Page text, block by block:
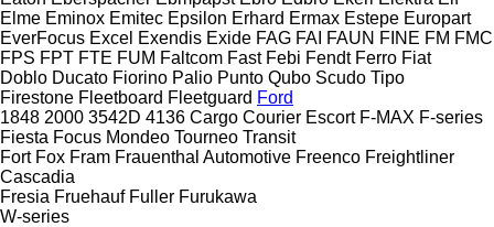
Elme Eminox Emitec Epsilon Erhard Ermax Estepe Europart
EverFocus Excel Exendis Exide FAG FAI FAUN FINE FM FMC
FPS FPT FTE FUM Faltcom Fast Febi Fendt Ferro Fiat
Doblo Ducato Fiorino Palio Punto Qubo Scudo Tipo
Firestone Fleetboard Fleetguard Ford
1848 2000 3542D 4136 Cargo Courier Escort F-MAX F-series
Fiesta Focus Mondeo Tourneo Transit
Fort Fox Fram Frauenthal Automotive Freenco Freightliner
Cascadia
Fresia Fruehauf Fuller Furukawa
W-series